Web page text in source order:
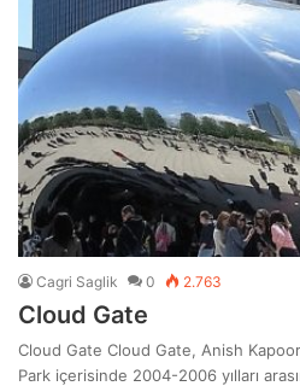
Cagri Saglik 0 2.763
Cloud Gate
Cloud Gate Cloud Gate, Anish
Park içerisinde 2004-2006 yılları